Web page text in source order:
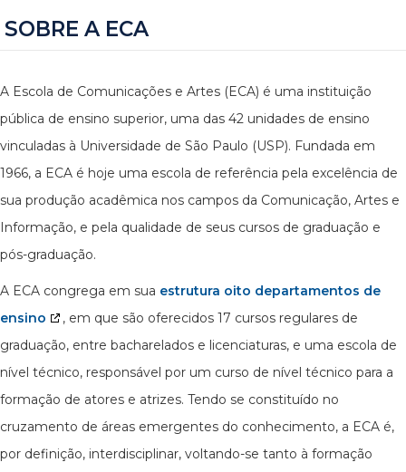
SOBRE A ECA
A Escola de Comunicações e Artes (ECA) é uma instituição
pública de ensino superior, uma das 42 unidades de ensino
vinculadas à Universidade de São Paulo (USP). Fundada em
1966, a ECA é hoje uma escola de referência pela excelência de
sua produção acadêmica nos campos da Comunicação, Artes e
Informação, e pela qualidade de seus cursos de graduação e
pós-graduação.
A ECA congrega em sua estrutura oito departamentos de
ensino
, em que são oferecidos 17 cursos regulares de
graduação, entre bacharelados e licenciaturas, e uma escola de
nível técnico, responsável por um curso de nível técnico para a
formação de atores e atrizes. Tendo se constituído no
cruzamento de áreas emergentes do conhecimento, a ECA é,
por definição, interdisciplinar, voltando-se tanto à formação